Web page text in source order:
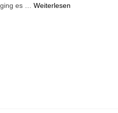
ging es …Weiterlesen